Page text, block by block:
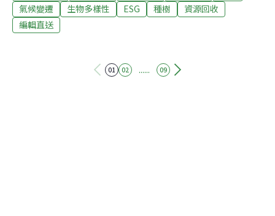
有高達76％的法人投資者，有興趣ESG投資。仲量聯行董
事總經理趙正義表示，雖然ESG會增加硬體設備升級等支
出成本，但仍有利於營業收入增加、碳稅減免、建築維護
助益。（工商時報報導）辜寬敏捐贈市值逾1億元土地 協
氣候變遷
生物多樣性 ESG 種樹
資源回收
編輯直送
01 02 ...... 09